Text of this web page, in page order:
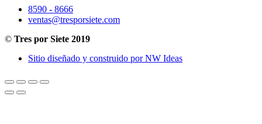
8590 - 8666
ventas@tresporsiete.com
© Tres por Siete 2019
Sitio diseñado y construido por NW Ideas